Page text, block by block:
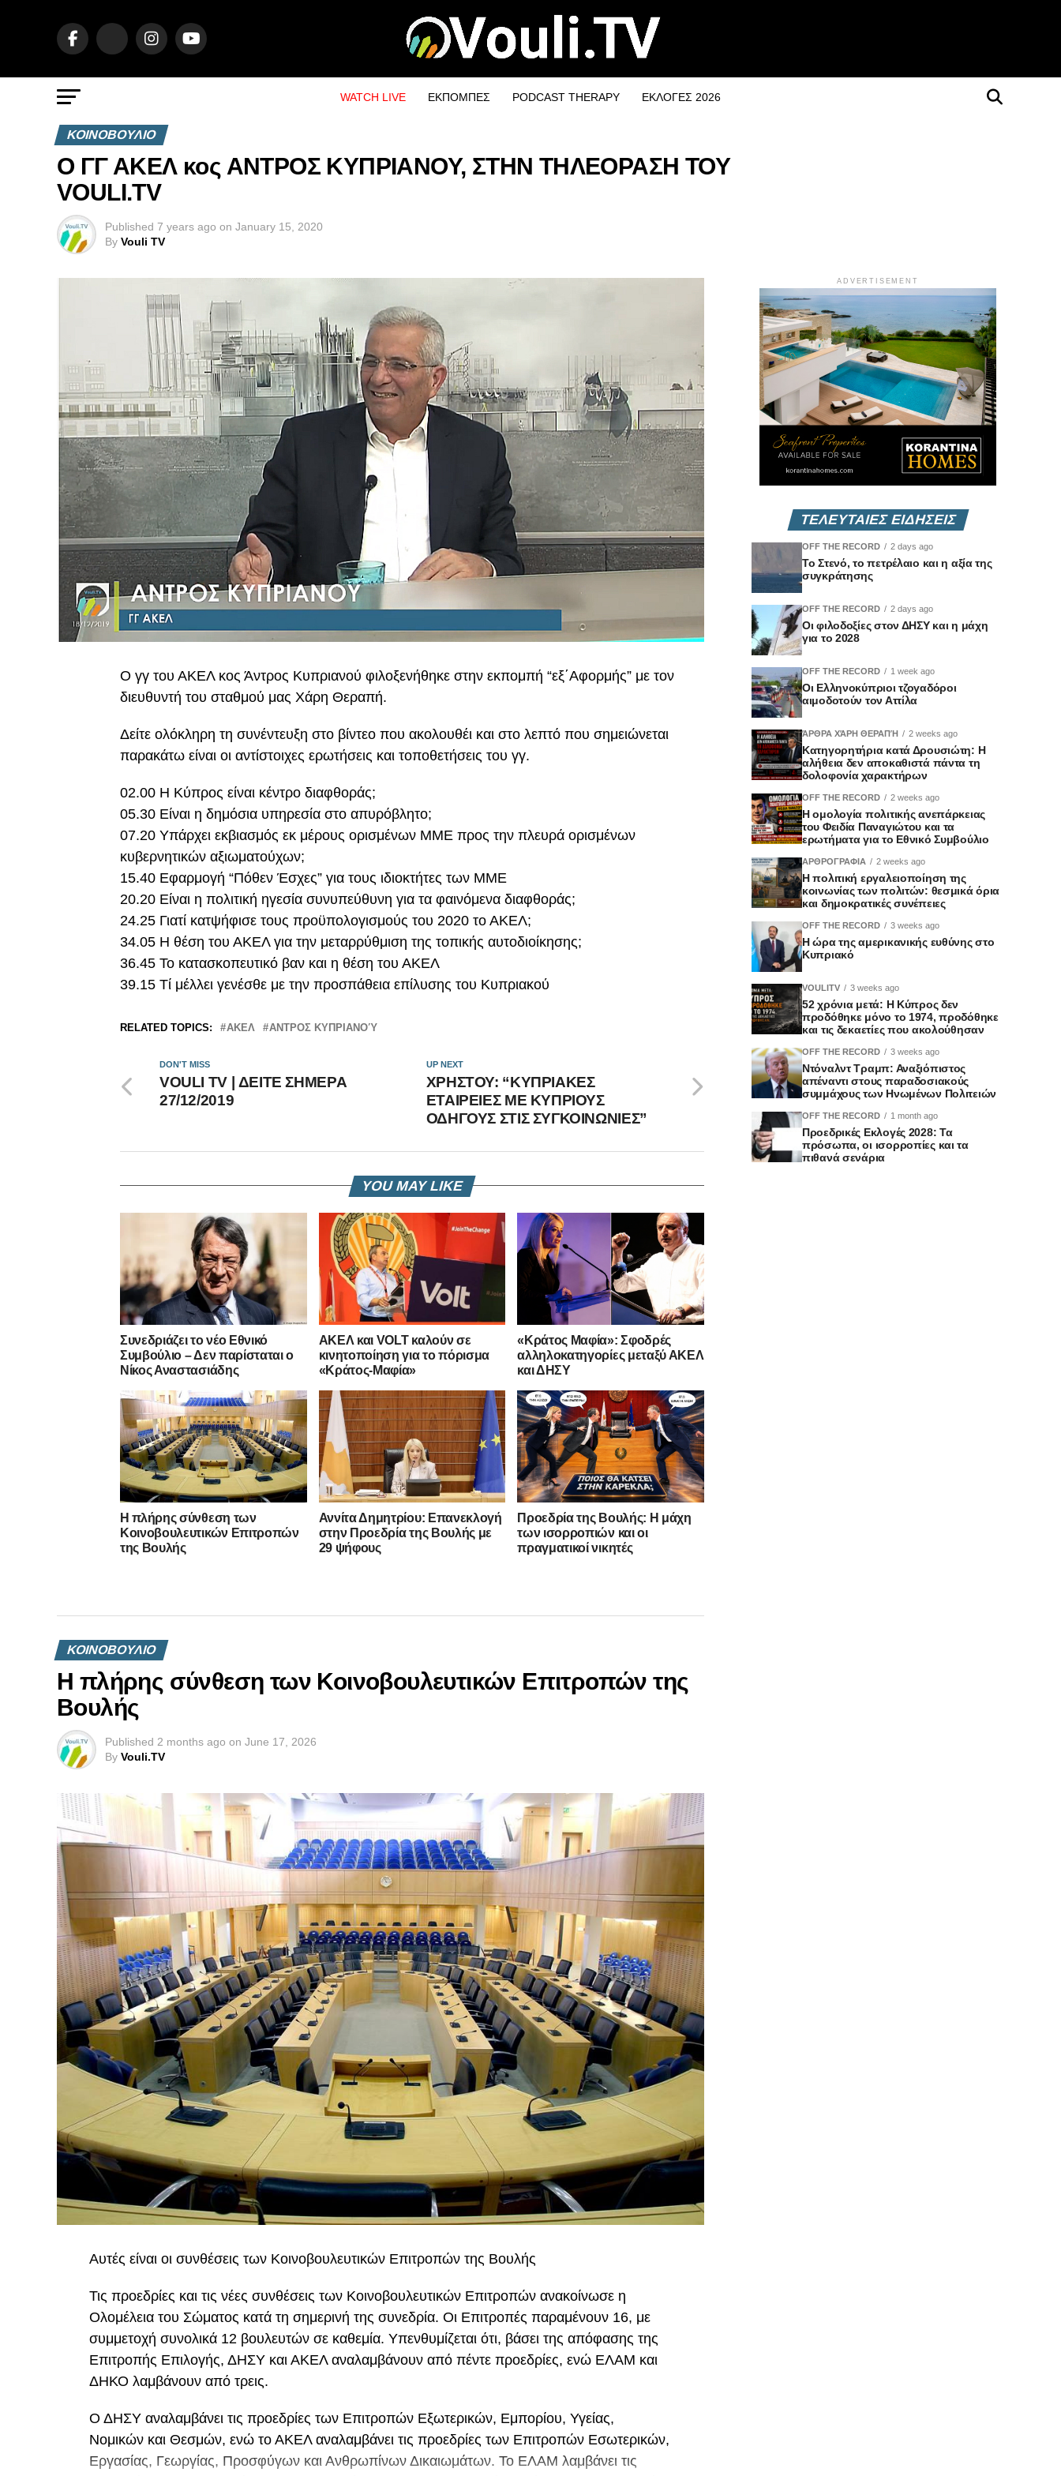
WATCH LIVE ΕΚΠΟΜΠΕΣ PODCAST THERAPY ΕΚΛΟΓΕΣ 2026
ΚΟΙΝΟΒΟΥΛΙΟ
Ο ΓΓ ΑΚΕΛ κος ΑΝΤΡΟΣ ΚΥΠΡΙΑΝΟΥ, ΣΤΗΝ ΤΗΛΕΟΡΑΣΗ ΤΟΥ
VOULI.TV
Published 7 years ago on January 15, 2020
By Vouli TV
Ο γγ του ΑΚΕΛ κος Άντρος Κυπριανού φιλοξενήθηκε στην εκπομπή “εξ΄Αφορμής” με τον
διευθυντή του σταθμού μας Χάρη Θεραπή.
Δείτε ολόκληρη τη συνέντευξη στο βίντεο που ακολουθέι και στο λεπτό που σημειώνεται
παρακάτω είναι οι αντίστοιχες ερωτήσεις και τοποθετήσεις του γγ.
02.00 Η Κύπρος είναι κέντρο διαφθοράς;
05.30 Είναι η δημόσια υπηρεσία στο απυρόβλητο;
07.20 Υπάρχει εκβιασμός εκ μέρους ορισμένων ΜΜΕ προς την πλευρά ορισμένων
κυβερνητικών αξιωματούχων;
15.40 Εφαρμογή “Πόθεν Έσχες” για τους ιδιοκτήτες των ΜΜΕ
20.20 Είναι η πολιτική ηγεσία συνυπεύθυνη για τα φαινόμενα διαφθοράς;
24.25 Γιατί κατψήφισε τους προϋπολογισμούς του 2020 το ΑΚΕΛ;
34.05 Η θέση του ΑΚΕΛ για την μεταρρύθμιση της τοπικής αυτοδιοίκησης;
36.45 Το κατασκοπευτικό βαν και η θέση του ΑΚΕΛ
39.15 Τί μέλλει γενέσθε με την προσπάθεια επίλυσης του Κυπριακού
RELATED TOPICS: ΑΚΕΛ ΑΝΤΡΟΣ ΚΥΠΡΙΑΝΟΎ
UP NEXT
ΧΡΗΣΤΟΥ: “ΚΥΠΡΙΑΚΕΣ
ΕΤΑΙΡΕΙΕΣ ΜΕ ΚΥΠΡΙΟΥΣ
ΟΔΗΓΟΥΣ ΣΤΙΣ ΣΥΓΚΟΙΝΩΝΙΕΣ”
DON'T MISS
VOULI TV | ΔΕΙΤΕ ΣΗΜΕΡΑ
27/12/2019
YOU MAY LIKE
Συνεδριάζει το νέο Εθνικό
Συμβούλιο – Δεν παρίσταται ο
Νίκος Αναστασιάδης
ΑΚΕΛ και VOLT καλούν σε
κινητοποίηση για το πόρισμα
«Κράτος-Μαφία»
«Κράτος Μαφία»: Σφοδρές
αλληλοκατηγορίες μεταξύ ΑΚΕΛ
και ΔΗΣΥ
Η πλήρης σύνθεση των
Κοινοβουλευτικών Επιτροπών
της Βουλής
Αννίτα Δημητρίου: Επανεκλογή
στην Προεδρία της Βουλής με
29 ψήφους
Προεδρία της Βουλής: Η μάχη
των ισορροπιών και οι
πραγματικοί νικητές
ΚΟΙΝΟΒΟΥΛΙΟ
Η πλήρης σύνθεση των Κοινοβουλευτικών Επιτροπών της
Βουλής
Published 2 months ago on June 17, 2026
By Vouli.TV
Αυτές είναι οι συνθέσεις των Κοινοβουλευτικών Επιτροπών της Βουλής
Τις προεδρίες και τις νέες συνθέσεις των Κοινοβουλευτικών Επιτροπών ανακοίνωσε η
Ολομέλεια του Σώματος κατά τη σημερινή της συνεδρία. Οι Επιτροπές παραμένουν 16, με
συμμετοχή συνολικά 12 βουλευτών σε καθεμία. Υπενθυμίζεται ότι, βάσει της απόφασης της
Επιτροπής Επιλογής, ΔΗΣΥ και ΑΚΕΛ αναλαμβάνουν από πέντε προεδρίες, ενώ ΕΛΑΜ και
ΔΗΚΟ λαμβάνουν από τρεις.
Ο ΔΗΣΥ αναλαμβάνει τις προεδρίες των Επιτροπών Εξωτερικών, Εμπορίου, Υγείας,
Νομικών και Θεσμών, ενώ το ΑΚΕΛ αναλαμβάνει τις προεδρίες των Επιτροπών Εσωτερικών,
Εργασίας, Γεωργίας, Προσφύγων και Ανθρωπίνων Δικαιωμάτων. Το ΕΛΑΜ λαμβάνει τις
ADVERTISEMENT
ΤΕΛΕΥΤΑΙΕΣ ΕΙΔΗΣΕΙΣ
OFF THE RECORD 2 days ago
Το Στενό, το πετρέλαιο και η αξία της
συγκράτησης
OFF THE RECORD 2 days ago
Οι φιλοδοξίες στον ΔΗΣΥ και η μάχη
για το 2028
OFF THE RECORD 1 week ago
Οι Ελληνοκύπριοι τζογαδόροι
αιμοδοτούν τον Αττίλα
ΆΡΘΡΑ ΧΆΡΗ ΘΕΡΑΠΉ 2 weeks ago
Κατηγορητήρια κατά Δρουσιώτη: Η
αλήθεια δεν αποκαθιστά πάντα τη
δολοφονία χαρακτήρων
OFF THE RECORD 2 weeks ago
Η ομολογία πολιτικής ανεπάρκειας
του Φειδία Παναγιώτου και τα
ερωτήματα για το Εθνικό Συμβούλιο
ΑΡΘΡΟΓΡΑΦΙΑ 2 weeks ago
Η πολιτική εργαλειοποίηση της
κοινωνίας των πολιτών: θεσμικά όρια
και δημοκρατικές συνέπειες
OFF THE RECORD 3 weeks ago
Η ώρα της αμερικανικής ευθύνης στο
Κυπριακό
VOULITV 3 weeks ago
52 χρόνια μετά: Η Κύπρος δεν
προδόθηκε μόνο το 1974, προδόθηκε
και τις δεκαετίες που ακολούθησαν
OFF THE RECORD 3 weeks ago
Ντόναλντ Τραμπ: Αναξιόπιστος
απέναντι στους παραδοσιακούς
συμμάχους των Ηνωμένων Πολιτειών
OFF THE RECORD 1 month ago
Προεδρικές Εκλογές 2028: Τα
πρόσωπα, οι ισορροπίες και τα
πιθανά σενάρια